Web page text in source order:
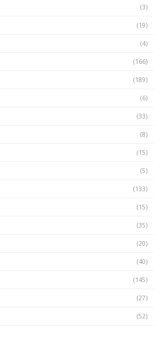
(3)
(19)
(4)
(166)
(189)
(6)
(33)
(8)
(15)
(5)
(133)
(15)
(35)
(20)
(40)
(145)
(27)
(52)